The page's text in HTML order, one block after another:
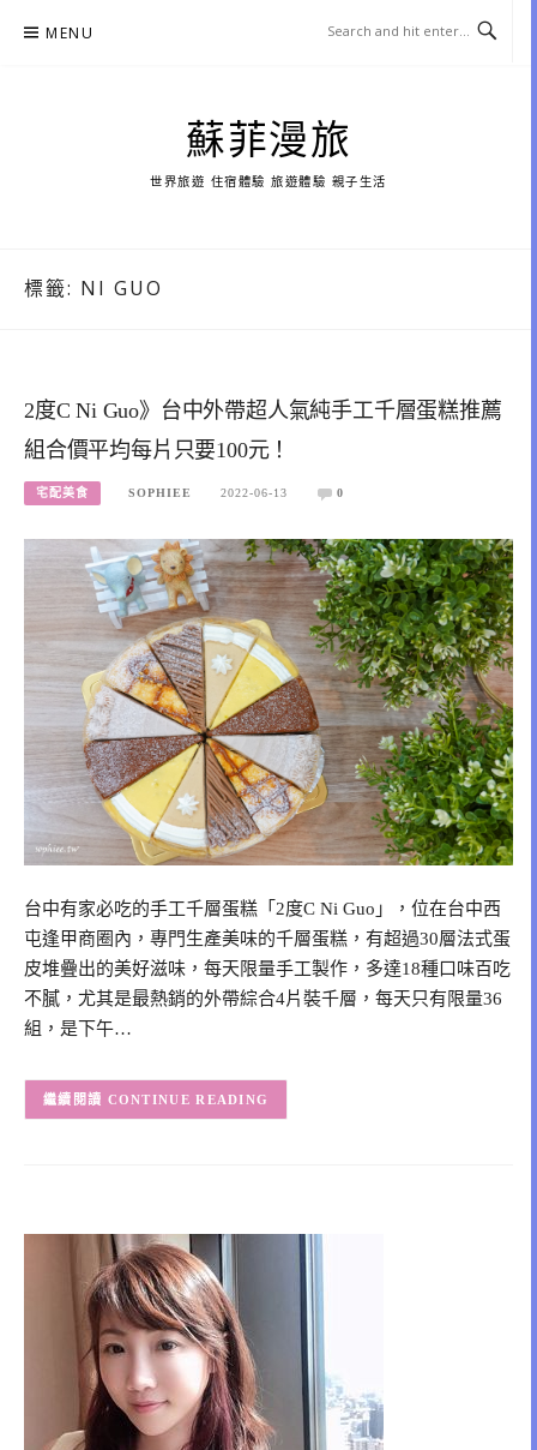
MENU
蘇菲漫旅
世界旅遊 住宿體驗 旅遊體驗 親子生活
標籤: NI GUO
2度C Ni Guo》台中外帶超人氣純手工千層蛋糕推薦
組合價平均每片只要100元！
宅配美食 SOPHIEE 2022-06-13 0
台中有家必吃的手工千層蛋糕「2度C Ni Guo」，位在台中西
屯逢甲商圈內，專門生產美味的千層蛋糕，有超過30層法式蛋
皮堆疊出的美好滋味，每天限量手工製作，多達18種口味百吃
不膩，尤其是最熱銷的外帶綜合4片裝千層，每天只有限量36
組，是下午…
CONTINUE READING